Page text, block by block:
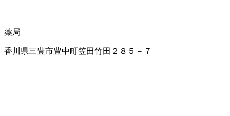
薬局
香川県三豊市豊中町笠田竹田２８５－７